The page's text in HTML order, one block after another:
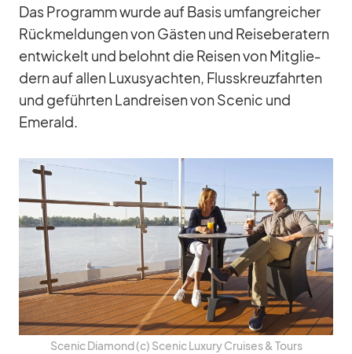
Das Pro­gramm wurde auf Ba­sis um­fang­rei­cher
Rück­mel­dun­gen von Gäs­ten und Rei­se­be­ra­tern
ent­wi­ckelt und be­lohnt die Rei­sen von Mit­glie­
dern auf al­len Lu­xus­yach­ten, Fluss­kreuz­fahr­ten
und ge­führ­ten Land­rei­sen von Scenic und
Emer­ald.
Scenic Dia­mond (c) Scenic Lu­xury Crui­ses & Tours